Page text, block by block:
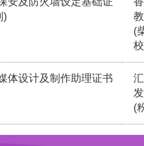
)
(
体设计及制作助理证书
(